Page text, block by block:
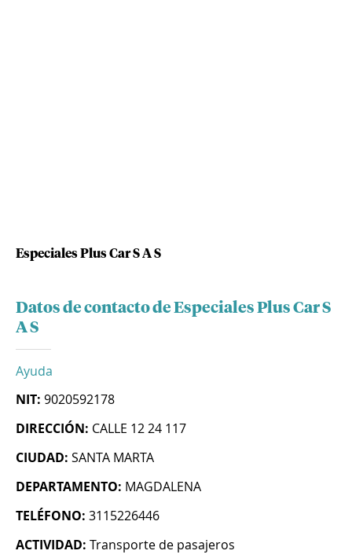
Especiales Plus Car S A S
Datos de contacto de Especiales Plus Car S
A S
Ayuda
NIT: 9020592178
DIRECCIÓN: CALLE 12 24 117
CIUDAD: SANTA MARTA
DEPARTAMENTO: MAGDALENA
TELÉFONO: 3115226446
ACTIVIDAD: Transporte de pasajeros